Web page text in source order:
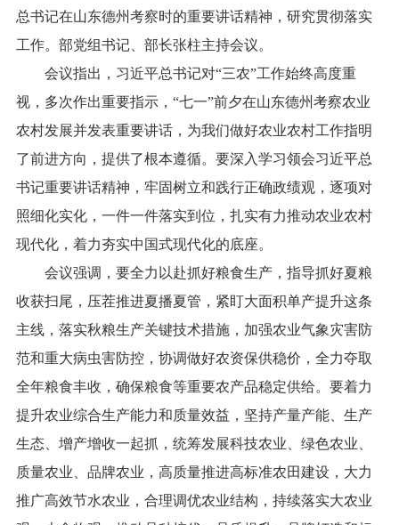
总书记在山东德州考察时的重要讲话精神，研究贯彻落实
工作。部党组书记、部长张柱主持会议。
会议指出，习近平总书记对“三农”工作始终高度重
视，多次作出重要指示，“七一”前夕在山东德州考察农业
农村发展并发表重要讲话，为我们做好农业农村工作指明
了前进方向，提供了根本遵循。要深入学习领会习近平总
书记重要讲话精神，牢固树立和践行正确政绩观，逐项对
照细化实化，一件一件落实到位，扎实有力推动农业农村
现代化，着力夯实中国式现代化的底座。
会议强调，要全力以赴抓好粮食生产，指导抓好夏粮
收获扫尾，压茬推进夏播夏管，紧盯大面积单产提升这条
主线，落实秋粮生产关键技术措施，加强农业气象灾害防
范和重大病虫害防控，协调做好农资保供稳价，全力夺取
全年粮食丰收，确保粮食等重要农产品稳定供给。要着力
提升农业综合生产能力和质量效益，坚持产量产能、生产
生态、增产增收一起抓，统筹发展科技农业、绿色农业、
质量农业、品牌农业，高质量推进高标准农田建设，大力
推广高效节水农业，合理调优农业结构，持续落实大农业